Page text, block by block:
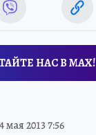
НАС В МАХ!
мая 2013 7:56